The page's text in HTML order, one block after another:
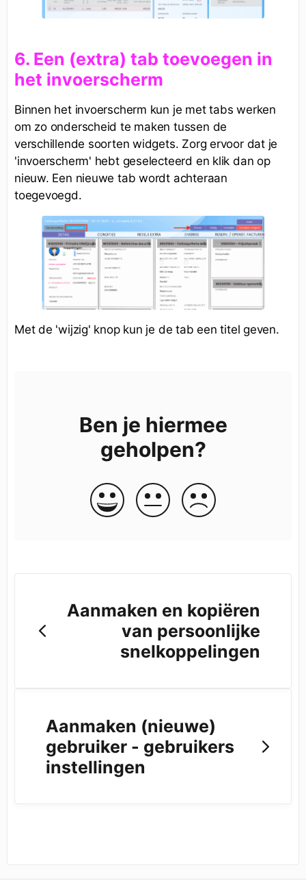
6. Een (extra) tab toevoegen in
het invoerscherm
Binnen het invoerscherm kun je met tabs werken
om zo onderscheid te maken tussen de
verschillende soorten widgets. Zorg ervoor dat je
'invoerscherm' hebt geselecteerd en klik dan op
nieuw. Een nieuwe tab wordt achteraan
toegevoegd.
Met de 'wijzig' knop kun je de tab een titel geven.
Ben je hiermee
geholpen?
Aanmaken en kopiëren
van persoonlijke
snelkoppelingen
Aanmaken (nieuwe)
gebruiker - gebruikers
instellingen